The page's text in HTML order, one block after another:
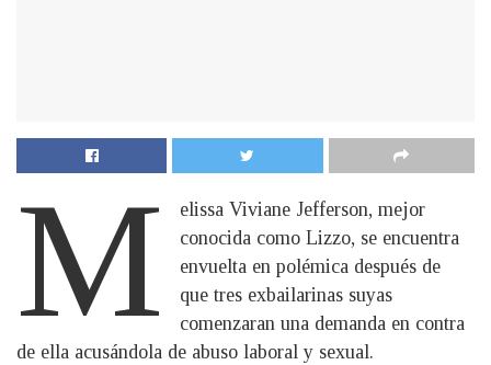
M
elissa Viviane Jefferson, mejor
conocida como Lizzo, se encuentra
envuelta en polémica después de
que tres exbailarinas suyas
comenzaran una demanda en contra
de ella acusándola de abuso laboral y sexual.